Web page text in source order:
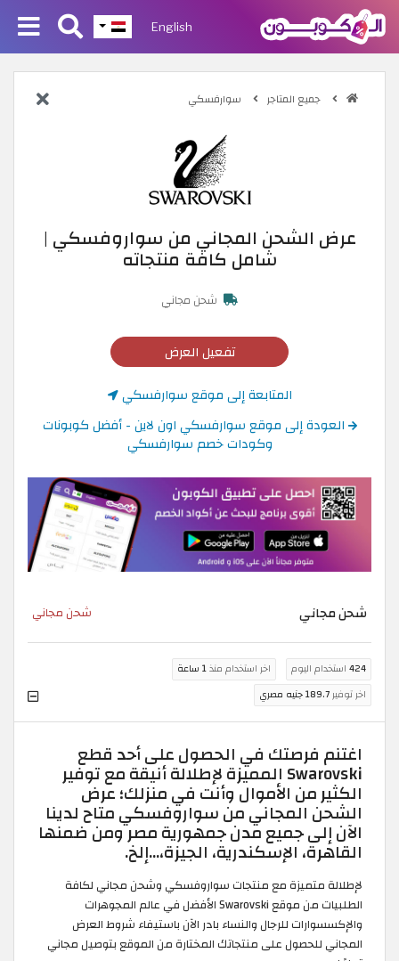
English
جميع المتاجر سوارفسكي
عرض الشحن المجاني من سواروفسكي |
شامل كافة منتجاته
شحن مجاني
تفعيل العرض
المتابعة إلى موقع سوارفسكي
العودة إلى موقع سوارفسكي اون لاين - أفضل كوبونات
وكودات خصم سوارفسكي
شحن مجاني شحن مجاني
424 استخدام اليوم اخر استخدام منذ1 ساعة
اخر توفير189.7 جنيه مصري
اغتنم فرصتك في الحصول على أحد قطع
Swarovski المميزة لإطلالة أنيقة مع توفير
الكثير من الأموال وأنت في منزلك؛ عرض
الشحن المجاني من سواروفسكي متاح لدينا
الآن إلى جميع مدن جمهورية مصر ومن ضمنها
القاهرة، الإسكندرية، الجيزة،...إلخ.
لإطلالة متميزة مع منتجات سواروفسكي وشحن مجاني لكافة
الطلبيات من موقع Swarovski الأفضل في عالم المجوهرات
والإكسسوارات للرجال والنساء بادر الآن باستيفاء شروط العرض
المجاني للحصول على منتجاتك المختارة من الموقع بتوصيل مجاني